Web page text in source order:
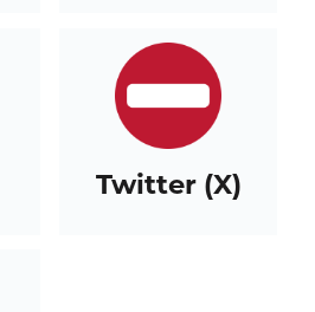
Twitter (X)